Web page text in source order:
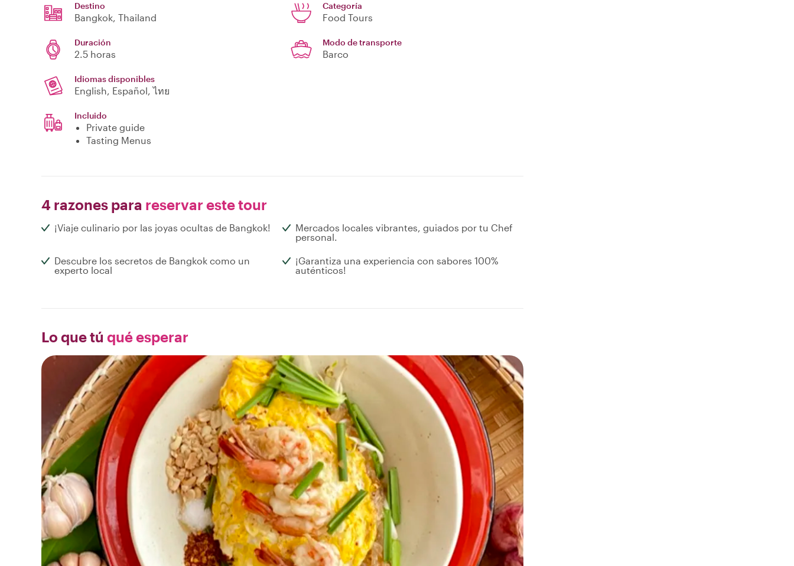
Destino
Bangkok, Thailand
Categoría
Food Tours
Duración
2.5 horas
Modo de transporte
Barco
Idiomas disponibles
English, Español, ไทย
Incluido
Private guide
Tasting Menus
4 razones para reservar este tour
¡Viaje culinario por las joyas ocultas de Bangkok!
Mercados locales vibrantes, guiados por tu Chef
personal.
Descubre los secretos de Bangkok como un
experto local
¡Garantiza una experiencia con sabores 100%
auténticos!
Lo que tú qué esperar